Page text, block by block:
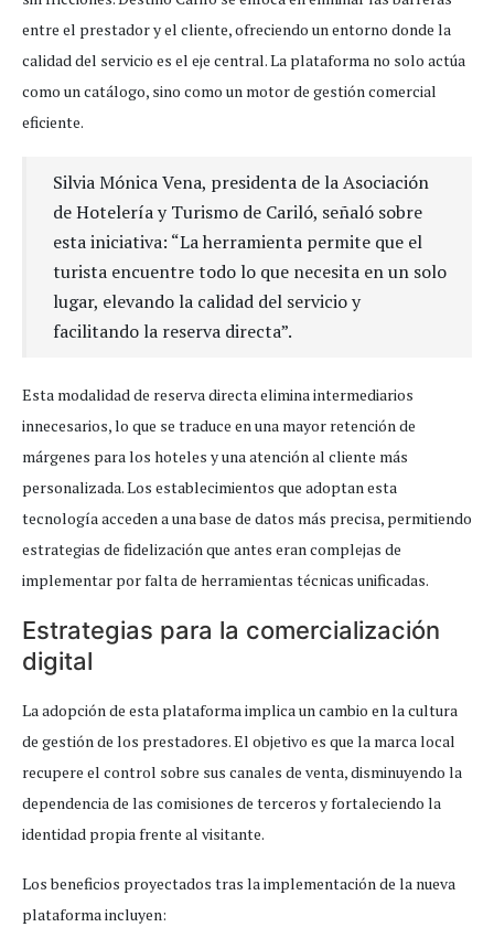
entre el prestador y el cliente, ofreciendo un entorno donde la
calidad del servicio es el eje central. La plataforma no solo actúa
como un catálogo, sino como un motor de gestión comercial
eficiente.
Silvia Mónica Vena, presidenta de la Asociación
de Hotelería y Turismo de Cariló, señaló sobre
esta iniciativa: “La herramienta permite que el
turista encuentre todo lo que necesita en un solo
lugar, elevando la calidad del servicio y
facilitando la reserva directa”.
Esta modalidad de reserva directa elimina intermediarios
innecesarios, lo que se traduce en una mayor retención de
márgenes para los hoteles y una atención al cliente más
personalizada. Los establecimientos que adoptan esta
tecnología acceden a una base de datos más precisa, permitiendo
estrategias de fidelización que antes eran complejas de
implementar por falta de herramientas técnicas unificadas.
Estrategias para la comercialización
digital
La adopción de esta plataforma implica un cambio en la cultura
de gestión de los prestadores. El objetivo es que la marca local
recupere el control sobre sus canales de venta, disminuyendo la
dependencia de las comisiones de terceros y fortaleciendo la
identidad propia frente al visitante.
Los beneficios proyectados tras la implementación de la nueva
plataforma incluyen: